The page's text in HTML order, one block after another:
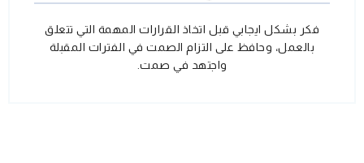
فكر بشكل ايجابي قبل اتخاذ القرارات المهمة التي تتعلق
بالعمل، وحافظ على التزام الصمت في الفترات المقبلة
واجتهد في صمت.